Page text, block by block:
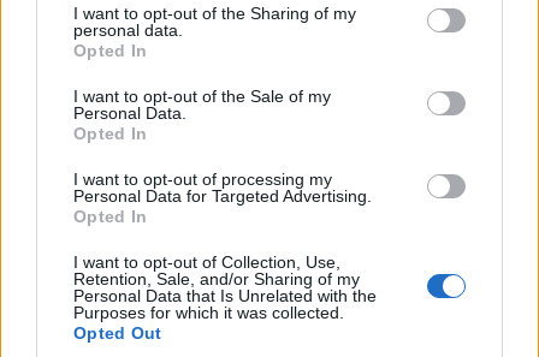
I want to opt-out of the Sharing of my
personal data.
Opted In
I want to opt-out of the Sale of my
Personal Data.
Opted In
I want to opt-out of processing my
Personal Data for Targeted Advertising.
Opted In
I want to opt-out of Collection, Use,
Retention, Sale, and/or Sharing of my
Personal Data that Is Unrelated with the
Purposes for which it was collected.
Opted Out
astanti decisi che era troppo e me ne andai.